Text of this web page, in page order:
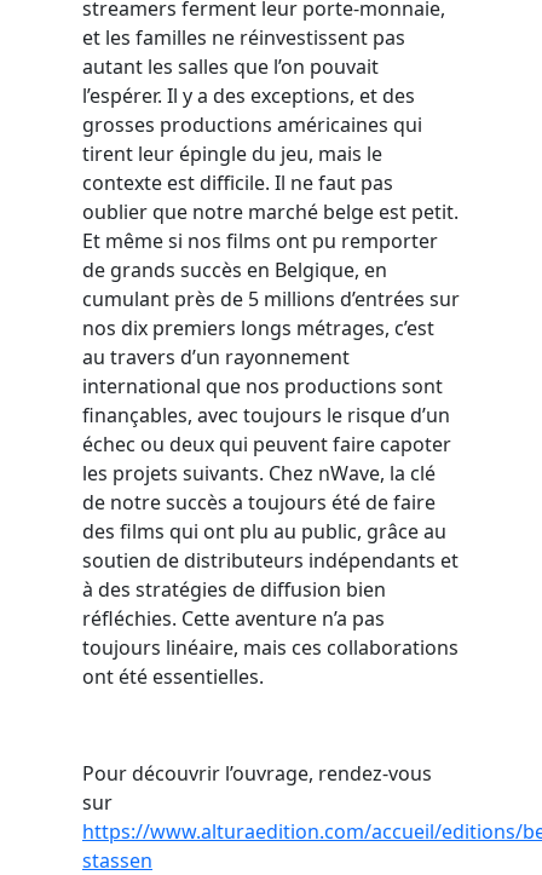
streamers ferment leur porte-monnaie,
et les familles ne réinvestissent pas
autant les salles que l’on pouvait
l’espérer. Il y a des exceptions, et des
grosses productions américaines qui
tirent leur épingle du jeu, mais le
contexte est difficile. Il ne faut pas
oublier que notre marché belge est petit.
Et même si nos films ont pu remporter
de grands succès en Belgique, en
cumulant près de 5 millions d’entrées sur
nos dix premiers longs métrages, c’est
au travers d’un rayonnement
international que nos productions sont
finançables, avec toujours le risque d’un
échec ou deux qui peuvent faire capoter
les projets suivants. Chez nWave, la clé
de notre succès a toujours été de faire
des films qui ont plu au public, grâce au
soutien de distributeurs indépendants et
à des stratégies de diffusion bien
réfléchies. Cette aventure n’a pas
toujours linéaire, mais ces collaborations
ont été essentielles.
Pour découvrir l’ouvrage, rendez-vous
sur
https://www.alturaedition.com/accueil/editions/
stassen